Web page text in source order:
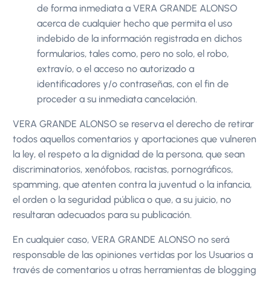
de forma inmediata a VERA GRANDE ALONSO
acerca de cualquier hecho que permita el uso
indebido de la información registrada en dichos
formularios, tales como, pero no solo, el robo,
extravío, o el acceso no autorizado a
identificadores y/o contraseñas, con el fin de
proceder a su inmediata cancelación.
VERA GRANDE ALONSO se reserva el derecho de retirar
todos aquellos comentarios y aportaciones que vulneren
la ley, el respeto a la dignidad de la persona, que sean
discriminatorios, xenófobos, racistas, pornográficos,
spamming, que atenten contra la juventud o la infancia,
el orden o la seguridad pública o que, a su juicio, no
resultaran adecuados para su publicación.
En cualquier caso, VERA GRANDE ALONSO no será
responsable de las opiniones vertidas por los Usuarios a
través de comentarios u otras herramientas de blogging